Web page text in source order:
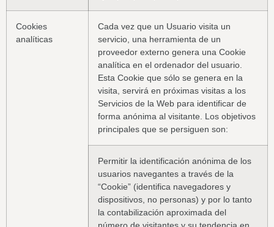
Cookies
analíticas
Cada vez que un Usuario visita un
servicio, una herramienta de un
proveedor externo genera una Cookie
analítica en el ordenador del usuario.
Esta Cookie que sólo se genera en la
visita, servirá en próximas visitas a los
Servicios de la Web para identificar de
forma anónima al visitante. Los objetivos
principales que se persiguen son:
Permitir la identificación anónima de los
usuarios navegantes a través de la
“Cookie” (identifica navegadores y
dispositivos, no personas) y por lo tanto
la contabilización aproximada del